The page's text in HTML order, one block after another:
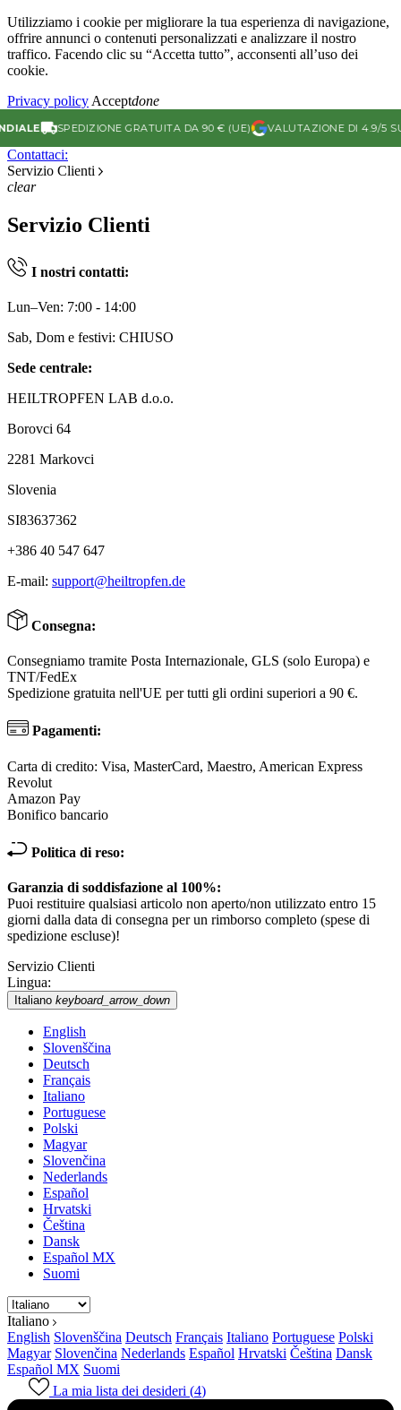
Utilizziamo i cookie per migliorare la tua esperienza di navigazione,
offrire annunci o contenuti personalizzati e analizzare il nostro
traffico. Facendo clic su “Accetta tutto”, acconsenti all’uso dei
cookie.
Privacy policy Acceptdone
SPEDIZIONE GRATUITA DA 90 € (UE) VALUTAZIONE DI 4.9/5 SU
Contattaci:
Servizio Clienti
clear
Servizio Clienti
I nostri contatti:
Lun–Ven: 7:00 - 14:00
Sab, Dom e festivi: CHIUSO
Sede centrale:
HEILTROPFEN LAB d.o.o.
Borovci 64
2281 Markovci
Slovenia
SI83637362
+386 40 547 647
E-mail: support@heiltropfen.de
Consegna:
Consegniamo tramite Posta Internazionale, GLS (solo Europa) e
TNT/FedEx
Spedizione gratuita nell'UE per tutti gli ordini superiori a 90 €.
Pagamenti:
Carta di credito: Visa, MasterCard, Maestro, American Express
Revolut
Amazon Pay
Bonifico bancario
Politica di reso:
Garanzia di soddisfazione al 100%:
Puoi restituire qualsiasi articolo non aperto/non utilizzato entro 15
giorni dalla data di consegna per un rimborso completo (spese di
spedizione escluse)!
Servizio Clienti
Lingua:
Italiano keyboard_arrow_down
English
Slovenščina
Deutsch
Français
Italiano
Portuguese
Polski
Magyar
Slovenčina
Nederlands
Español
Hrvatski
Čeština
Dansk
Español MX
Suomi
Italiano
English Slovenščina Deutsch Français Italiano Portuguese Polski
Magyar Slovenčina Nederlands Español Hrvatski Čeština Dansk
Español MX Suomi
La mia lista dei desideri (4)